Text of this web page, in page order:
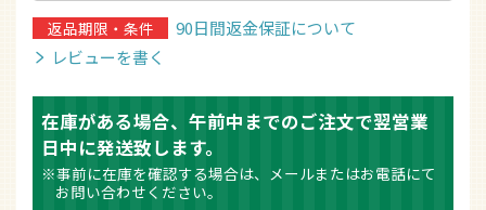
返品期限・条件
90日間返金保証について
レビューを書く
在庫がある場合、午前中までのご注文で翌営業
日中に発送致します。
※事前に在庫を確認する場合は、メールまたはお電話にて
お問い合わせください。